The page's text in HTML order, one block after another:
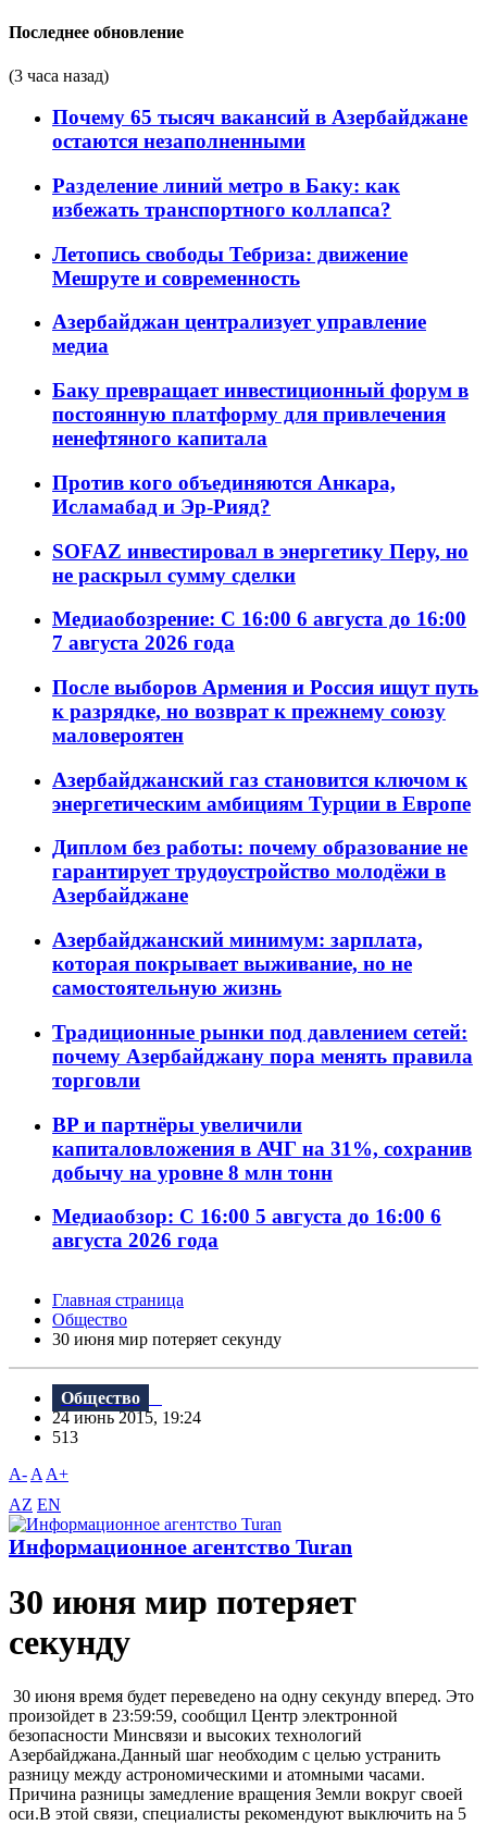
Последнее обновление
(3 часа назад)
Почему 65 тысяч вакансий в Азербайджане
остаются незаполненными
Разделение линий метро в Баку: как
избежать транспортного коллапса?
Летопись свободы Тебриза: движение
Мешруте и современность
Азербайджан централизует управление
медиа
Баку превращает инвестиционный форум в
постоянную платформу для привлечения
ненефтяного капитала
Против кого объединяются Анкара,
Исламабад и Эр-Рияд?
SOFAZ инвестировал в энергетику Перу, но
не раскрыл сумму сделки
Медиаобозрение: С 16:00 6 августа до 16:00
7 августа 2026 года
После выборов Армения и Россия ищут путь
к разрядке, но возврат к прежнему союзу
маловероятен
Азербайджанский газ становится ключом к
энергетическим амбициям Турции в Европе
Диплом без работы: почему образование не
гарантирует трудоустройство молодёжи в
Азербайджане
Азербайджанский минимум: зарплата,
которая покрывает выживание, но не
самостоятельную жизнь
Традиционные рынки под давлением сетей:
почему Азербайджану пора менять правила
торговли
BP и партнёры увеличили
капиталовложения в АЧГ на 31%, сохранив
добычу на уровне 8 млн тонн
Медиаобзор: С 16:00 5 августа до 16:00 6
августа 2026 года
Главная страница
Общество
30 июня мир потеряет секунду
Общество
24 июнь 2015, 19:24
513
A- A A+
AZ EN
Информационное агентство Turan
30 июня мир потеряет
секунду
30 июня время будет переведено на одну секунду вперед. Это
произойдет в 23:59:59, сообщил Центр электронной
безопасности Минсвязи и высоких технологий
Азербайджана.Данный шаг необходим с целью устранить
разницу между астрономическими и атомными часами.
Причина разницы замедление вращения Земли вокруг своей
оси.В этой связи, специалисты рекомендуют выключить на 5